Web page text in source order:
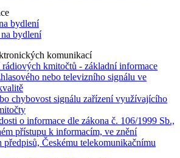
bydlení
bydlení
komunikací
kmitočtů - základní informace
nebo televizního signálu ve
chybovost signálu zařízení využívajícího
o informace dle zákona č. 106/1999 Sb.,
přístupu k informacím, ve znění
předpisů, Českému telekomunikačnímu